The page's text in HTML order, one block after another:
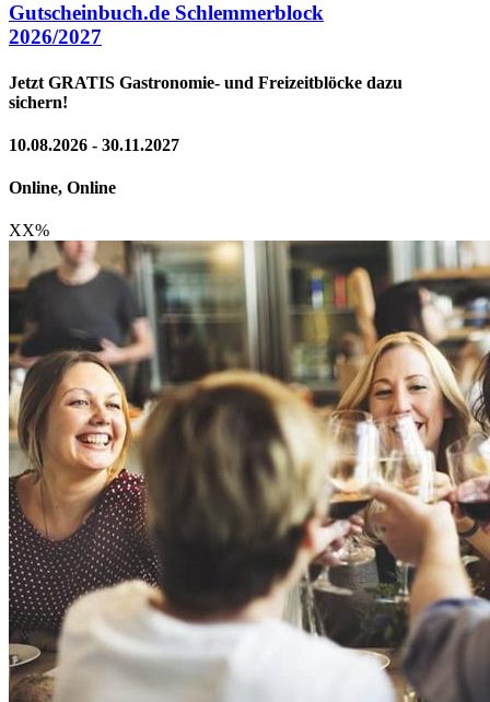
Gutscheinbuch.de Schlemmerblock
2026/2027
Jetzt GRATIS Gastronomie- und Freizeitblöcke dazu
sichern!
10.08.2026 - 30.11.2027
Online, Online
XX%